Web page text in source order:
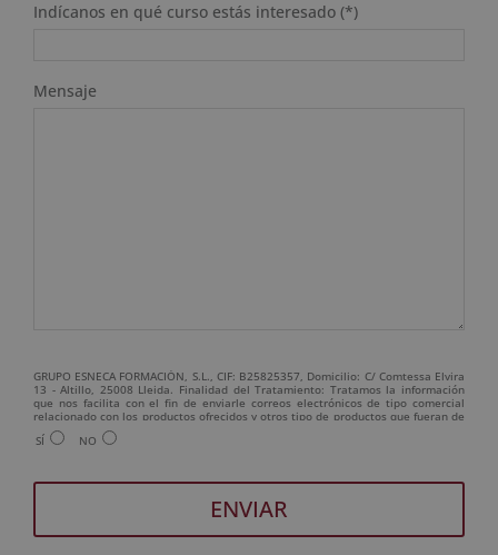
Indícanos en qué curso estás interesado (*)
Mensaje
GRUPO ESNECA FORMACIÓN, S.L., CIF: B25825357, Domicilio: C/ Comtessa Elvira
13 - Altillo, 25008 Lleida. Finalidad del Tratamiento: Tratamos la información
que nos facilita con el fin de enviarle correos electrónicos de tipo comercial
relacionado con los productos ofrecidos y otros tipo de productos que fueran de
su interés. Legitimación del tratamiento: Consentimiento del interesado.
Derechos: Puede ejercitar sus derechos identificándose suficientemente,
telefónica y/o email):
SÍ NO